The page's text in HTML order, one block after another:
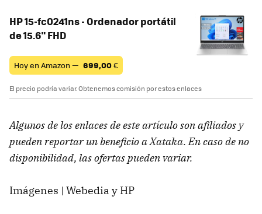
HP 15-fc0241ns - Ordenador portátil
de 15.6" FHD
Hoy en Amazon — 699,00€
El precio podría variar. Obtenemos comisión por estos enlaces
Algunos de los enlaces de este artículo son afiliados y
pueden reportar un beneficio a Xataka. En caso de no
disponibilidad, las ofertas pueden variar.
Imágenes | Webedia y HP